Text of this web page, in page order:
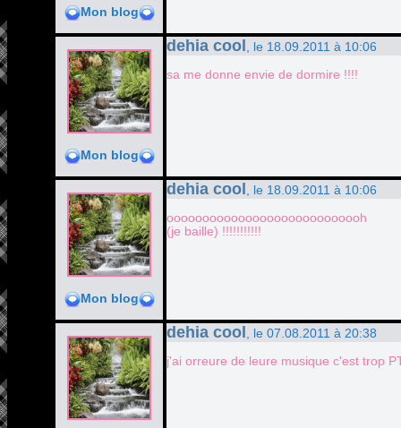
Mon blog
Mon blog
dehia cool
, le 18.09.2011 à 10:06
sa me donne envie de dormire !!!!
Mon blog
dehia cool
, le 18.09.2011 à 10:06
oooooooooooooooooooooooooooh
(je baille) !!!!!!!!!!!
dehia cool
, le 07.08.2011 à 20:38
j'ai orreure de leure musique c'est trop